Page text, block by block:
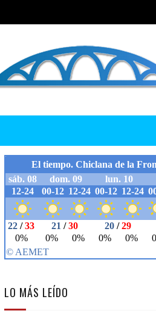
LO MÁS LEÍDO